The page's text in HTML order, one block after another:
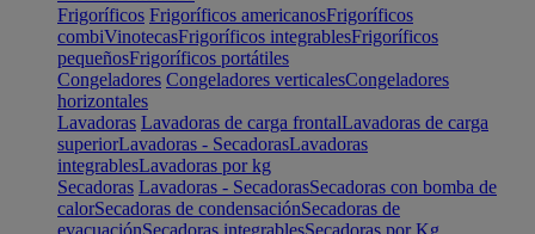
Frigoríficos Frigoríficos americanosFrigoríficos
combiVinotecasFrigoríficos integrablesFrigoríficos
pequeñosFrigoríficos portátiles
Congeladores Congeladores verticalesCongeladores
horizontales
Lavadoras Lavadoras de carga frontalLavadoras de carga
superiorLavadoras - SecadorasLavadoras
integrablesLavadoras por kg
Secadoras Lavadoras - SecadorasSecadoras con bomba de
calorSecadoras de condensaciónSecadoras de
evacuaciónSecadoras integrablesSecadoras por Kg